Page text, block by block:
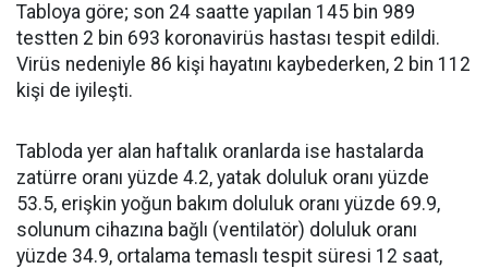
Tabloya göre; son 24 saatte yapılan 145 bin 989
testten 2 bin 693 koronavirüs hastası tespit edildi.
Virüs nedeniyle 86 kişi hayatını kaybederken, 2 bin 112
kişi de iyileşti.
Tabloda yer alan haftalık oranlarda ise hastalarda
zatürre oranı yüzde 4.2, yatak doluluk oranı yüzde
53.5, erişkin yoğun bakım doluluk oranı yüzde 69.9,
solunum cihazına bağlı (ventilatör) doluluk oranı
yüzde 34.9, ortalama temaslı tespit süresi 12 saat,